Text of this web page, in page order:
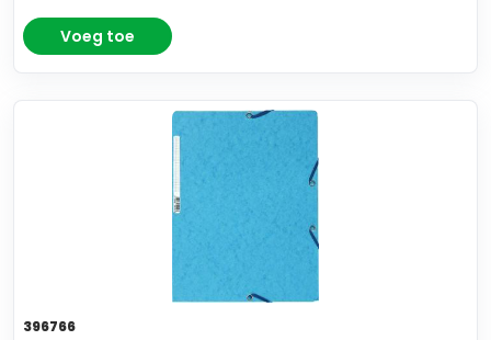
Voeg toe
396766